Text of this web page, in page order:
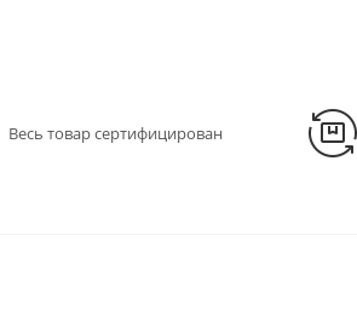
Весь товар сертифицирован